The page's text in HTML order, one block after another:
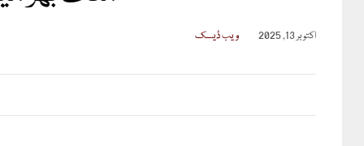
اکتوبر 13, 2025 ویب ڈیسک